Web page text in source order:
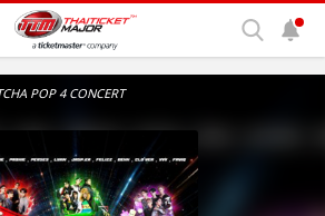
POP 4 CONCERT